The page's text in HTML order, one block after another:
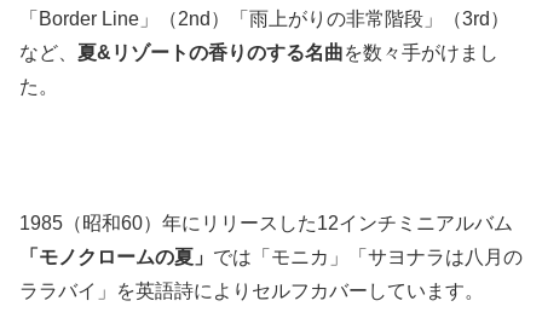
「Border Line」（2nd）「雨上がりの非常階段」（3rd）
など、 夏&リゾートの香りのする名曲を数々手がけまし
た。
1985（昭和60）年にリリースした12インチミニアルバム
「モノクロームの夏」 では「モニカ」「サヨナラは八月の
ララバイ」を英語詩によりセルフカバーしています。